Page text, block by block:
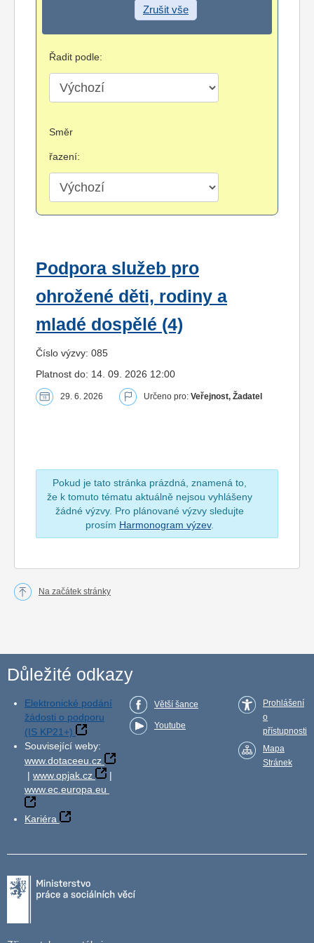
Zrušit vše
Řadit podle:
Směr
řazení:
Podpora služeb pro
ohrožené děti, rodiny a
mladé dospělé (4)
Číslo výzvy: 085
Platnost do: 14. 09. 2026 12:00
29. 6. 2026 Určeno pro: Veřejnost, Žadatel
Pokud je tato stránka prázdná, znamená to,
že k tomuto tématu aktuálně nejsou vyhlášeny
žádné výzvy. Pro plánované výzvy sledujte
prosím Harmonogram výzev.
Na začátek stránky
Důležité odkazy
Elektronické podání
žádosti o podporu
(IS KP21+)
Související weby:
www.dotaceeu.cz
| www.opjak.cz
|
www.ec.europa.eu
Kariéra
Větší šance
Youtube
Prohlášení
o
přístupnosti
Mapa
Stránek